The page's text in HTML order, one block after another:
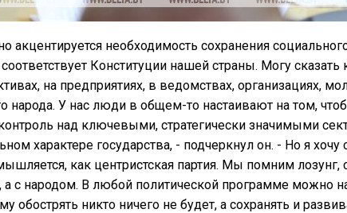
акцентируется необходимость сохранения
Конституции нашей страны. Могу
на предприятиях, в ведомствах, организациях,
народа. У нас люди в общем-то настаивают на том,
контроль над ключевыми, стратегически значимыми
характере государства, - подчеркнул он. - Но я хочу
как центристская партия. Мы помним
с народом. В любой политической программе можно
обострять никто ничего не будет, а сохранять и